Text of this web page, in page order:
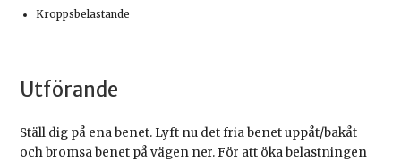
Kroppsbelastande
Utförande
Ställ dig på ena benet. Lyft nu det fria benet uppåt/bakåt
och bromsa benet på vägen ner. För att öka belastningen